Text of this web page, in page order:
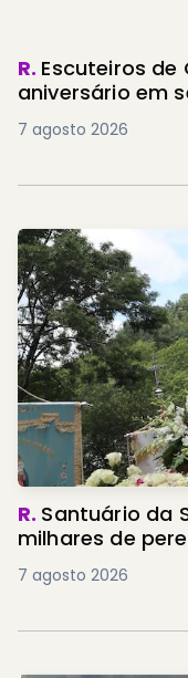
R. Escuteiros de
aniversário em
7 agosto 2026
R. Santuário da
milhares de
7 agosto 2026